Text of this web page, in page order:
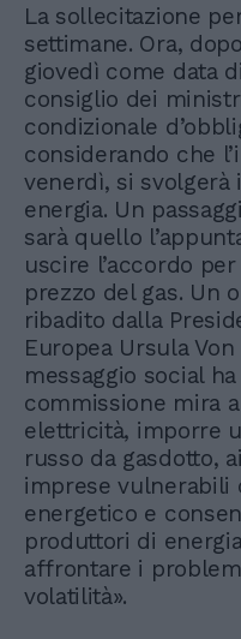
La sollecitazione
settimane. Ora,
giovedì come data
consiglio dei
condizionale
considerando che
venerdì, si
energia. Un
sarà quello
uscire l’accordo
prezzo del gas. Un
ribadito dalla
Europea Ursula
messaggio social
commissione mira
elettricità, imporre
russo da gasdotto,
imprese vulnerabili
energetico e
produttori di
affrontare i
volatilità».